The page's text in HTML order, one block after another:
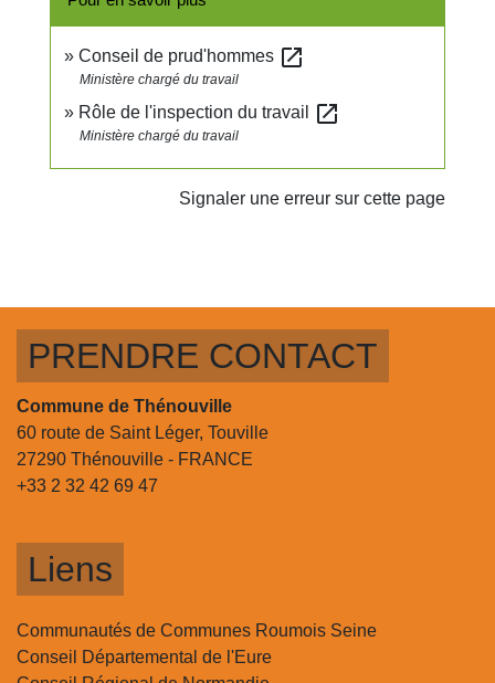
Conseil de prud'hommes open_in_new
Ministère chargé du travail
Rôle de l'inspection du travail open_in_new
Ministère chargé du travail
Signaler une erreur sur cette page
PRENDRE CONTACT
Commune de Thénouville
60 route de Saint Léger, Touville
27290 Thénouville - FRANCE
+33 2 32 42 69 47
Liens
Communautés de Communes Roumois Seine
Conseil Départemental de l'Eure